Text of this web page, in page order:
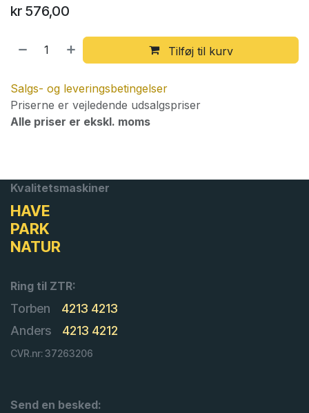
kr 576,00
Tilføj til kurv
Salgs- og leveringsbetingelser
Priserne er vejledende udsalgspriser
Alle priser er ekskl. moms
Kvalitetsmaskiner
HAVE
PARK
NATUR
Ring til ZTR:
Torben
4213 4213
Anders
4213 4212
CVR.nr: 37263206
Send en besked: